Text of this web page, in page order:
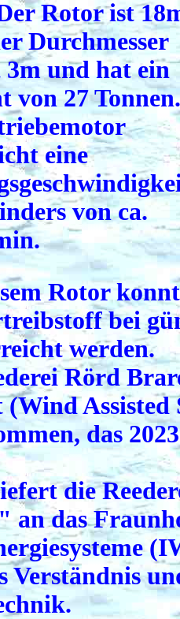
Rotor ist
Durchmesser
und hat ein
von 27 Tonnen.
eine
von ca.
Rotor
bei
werden.
Rörd
Assisted
das
die
an das
Verständnis